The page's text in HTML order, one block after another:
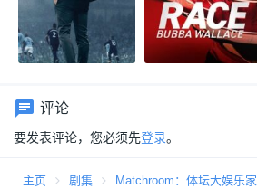
评论
要发表评论，您必须先登录。
主页 剧集 Matchroom：体坛大娱乐家